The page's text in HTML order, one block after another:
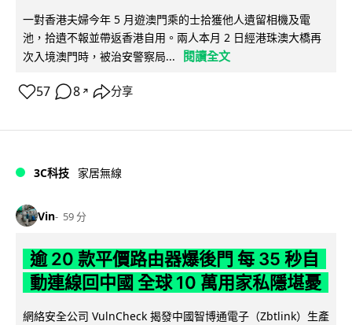
一對香港夫婦今年 5 月遊澳門乘的士拾獲他人遺留相機及電
池，拾遺不報並帶返香港自用。兩人本月 2 日經港珠澳大橋再
次入境澳門時，被治安警察局...
閱讀全文
57 8 ↗ 分享
3C科技 家居無線
Vin 59 分
逾 20 款平價路由器爆後門 每 35 秒自
動連線回中國 全球 10 萬用家私隱堪憂
網絡安全公司 VulnCheck 揭發中國智博通電子（Zbtlink）生產